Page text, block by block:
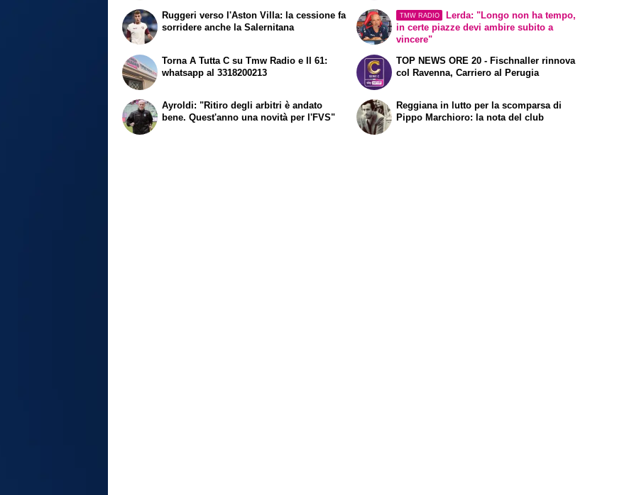
Ruggeri verso l'Aston Villa: la cessione fa
sorridere anche la Salernitana
TMW RADIO
Lerda: "Longo non ha tempo,
in certe piazze devi ambire subito a
vincere"
Torna A Tutta C su Tmw Radio e Il 61:
whatsapp al 3318200213
Ayroldi: "Ritiro degli arbitri è andato
bene. Quest'anno una novità per l'FVS"
TOP NEWS ORE 20 - Fischnaller rinnova
col Ravenna, Carriero al Perugia
Reggiana in lutto per la scomparsa di
Pippo Marchioro: la nota del club